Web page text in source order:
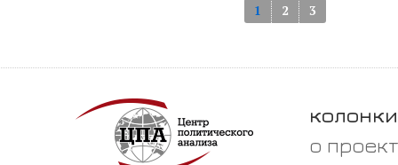
1 2 3
колонки
о